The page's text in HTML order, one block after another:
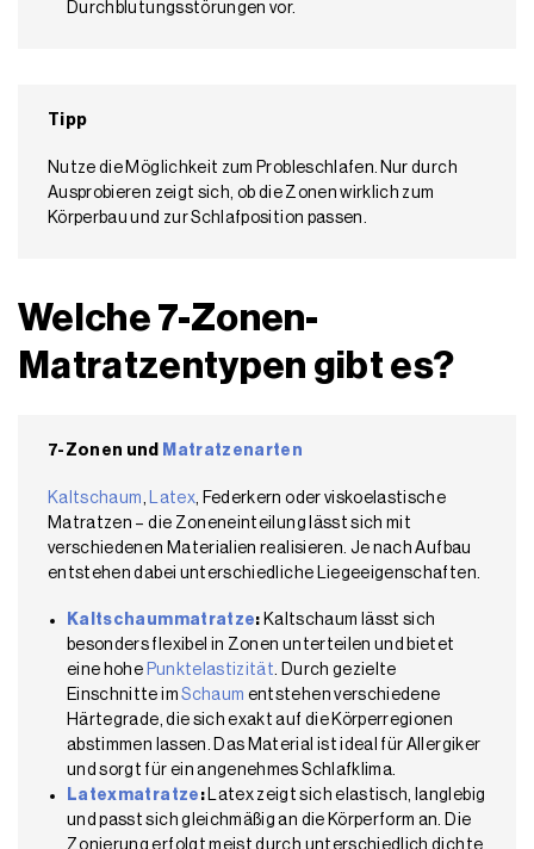
Durchblutungsstörungen vor.
Tipp
Nutze die Möglichkeit zum Probleschlafen. Nur durch
Ausprobieren zeigt sich, ob die Zonen wirklich zum
Körperbau und zur Schlafposition passen.
Welche 7-Zonen-
Matratzentypen gibt es?
7-Zonen und Matratzenarten
Kaltschaum Latex, Federkern oder viskoelastische
Matratzen – die Zoneneinteilung lässt sich mit
verschiedenen Materialien realisieren. Je nach Aufbau
entstehen dabei unterschiedliche Liegeeigenschaften.
Kaltschaummatratze: Kaltschaum lässt sich
besonders flexibel in Zonen unterteilen und bietet
eine hohe Punktelastizität. Durch gezielte
Einschnitte imSchaum entstehen verschiedene
Härtegrade, die sich exakt auf die Körperregionen
abstimmen lassen. Das Material ist ideal für Allergiker
und sorgt für ein angenehmes Schlafklima.
Latexmatratze :Latex zeigt sich elastisch, langlebig
und passt sich gleichmäßig an die Körperform an. Die
Zonierung erfolgt meist durch unterschiedlich dichte